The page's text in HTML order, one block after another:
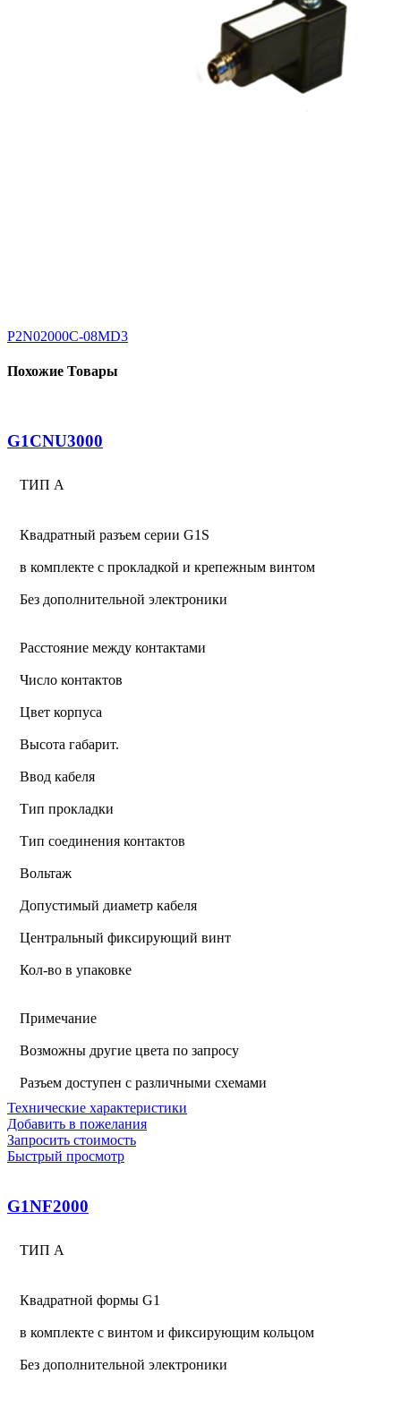
P2N02000C-08MD3
Похожие Товары
G1CNU3000
ТИП А
Квадратный разъем серии G1S
в комплекте с прокладкой и крепежным винтом
Без дополнительной электроники
Расстояние между контактами
Число контактов
Цвет корпуса
Высота габарит.
Ввод кабеля
Тип прокладки
Тип соединения контактов
Вольтаж
Допустимый диаметр кабеля
Центральный фиксирующий винт
Кол-во в упаковке
Примечание
Возможны другие цвета по запросу
Разъем доступен с различными схемами
Технические характеристики
Добавить в пожелания
Запросить стоимость
Быстрый просмотр
G1NF2000
ТИП А
Квадратной формы G1
в комплекте с винтом и фиксирующим кольцом
Без дополнительной электроники